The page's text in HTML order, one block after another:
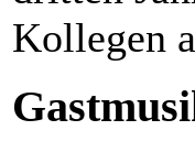
Kollegen